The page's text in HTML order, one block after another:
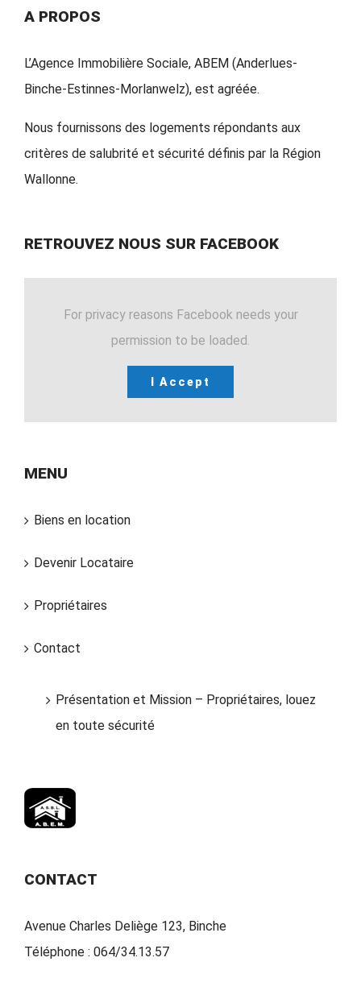
A PROPOS
L’Agence Immobilière Sociale, ABEM (Anderlues-
Binche-Estinnes-Morlanwelz), est agréée.
Nous fournissons des logements répondants aux
critères de salubrité et sécurité définis par la Région
Wallonne.
RETROUVEZ NOUS SUR FACEBOOK
For privacy reasons Facebook needs your
permission to be loaded.
I Accept
MENU
Biens en location
Devenir Locataire
Propriétaires
Contact
Présentation et Mission – Propriétaires, louez
en toute sécurité
CONTACT
Avenue Charles Deliège 123, Binche
Téléphone : 064/34.13.57